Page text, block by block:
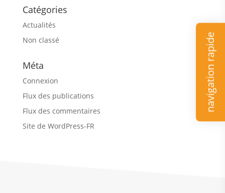
navigation rapide
Catégories
Actualités
Non classé
Méta
Connexion
Flux des publications
Flux des commentaires
Site de WordPress-FR